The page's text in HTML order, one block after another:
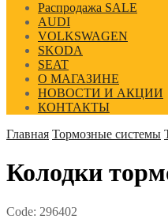
Распродажа SALE
AUDI
VOLKSWAGEN
SKODA
SEAT
О МАГАЗИНЕ
НОВОСТИ И АКЦИИ
КОНТАКТЫ
Главная Тормозные системы
Колодки
Code: 296402